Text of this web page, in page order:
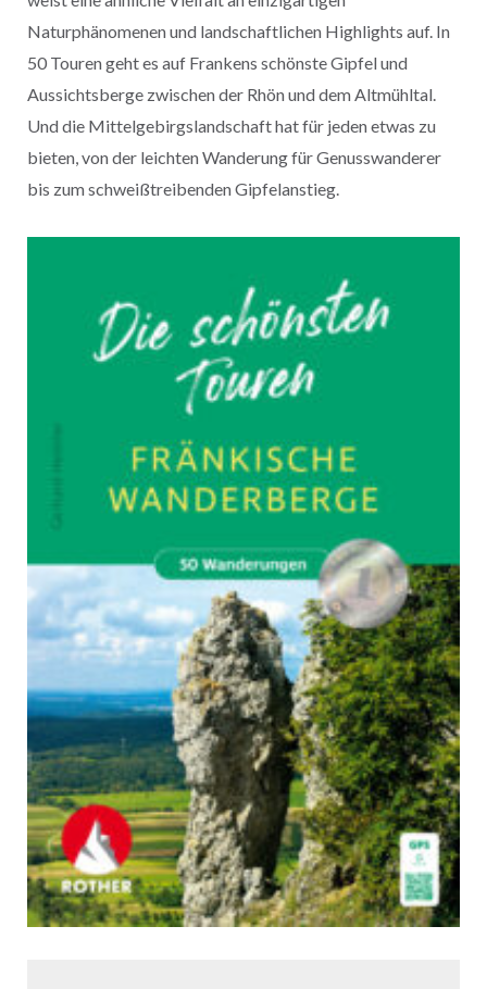
Naturphänomenen und landschaftlichen Highlights auf. In
50 Touren geht es auf Frankens schönste Gipfel und
Aussichtsberge zwischen der Rhön und dem Altmühltal.
Und die Mittelgebirgslandschaft hat für jeden etwas zu
bieten, von der leichten Wanderung für Genusswanderer
bis zum schweißtreibenden Gipfelanstieg.